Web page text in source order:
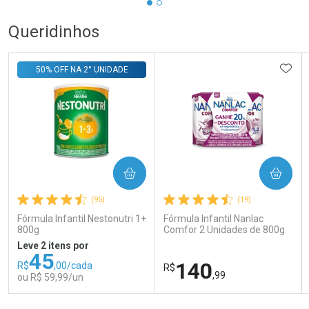
Queridinhos
(95)
Fórmula Infantil Nestonutri 1+
800g
50% OFF NA 2° UNIDADE
Leve 2 itens por
R$45,00/cada
ou R$ 59,99/un
COMPRAR
(19)
Fórmula Infantil Nanlac
Comfor 2 Unidades de 800g
R$140,99
COMPRAR